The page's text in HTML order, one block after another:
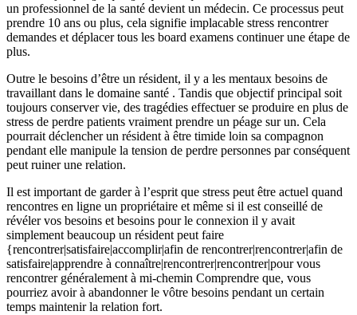
un professionnel de la santé devient un médecin. Ce processus peut
prendre 10 ans ou plus, cela signifie implacable stress rencontrer
demandes et déplacer tous les board examens continuer une étape de
plus.
Outre le besoins d’être un résident, il y a les mentaux besoins de
travaillant dans le domaine santé . Tandis que objectif principal soit
toujours conserver vie, des tragédies effectuer se produire en plus de
stress de perdre patients vraiment prendre un péage sur un. Cela
pourrait déclencher un résident à être timide loin sa compagnon
pendant elle manipule la tension de perdre personnes par conséquent
peut ruiner une relation.
Il est important de garder à l’esprit que stress peut être actuel quand
rencontres en ligne un propriétaire et même si il est conseillé de
révéler vos besoins et besoins pour le connexion il y avait
simplement beaucoup un résident peut faire
{rencontrer|satisfaire|accomplir|afin de rencontrer|rencontrer|afin de
satisfaire|apprendre à connaître|rencontrer|rencontrer|pour vous
rencontrer généralement à mi-chemin Comprendre que, vous
pourriez avoir à abandonner le vôtre besoins pendant un certain
temps maintenir la relation fort.